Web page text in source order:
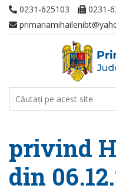
0231-625103
0231-
privind
din